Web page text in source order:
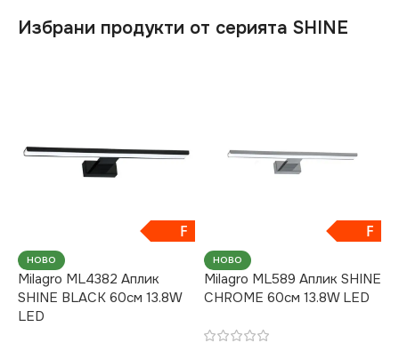
Избрани продукти от серията SHINE
F
НОВО
Milagro ML4382 Аплик
SHINE BLACK 60см 13.8W
LED
F
НОВО
Milagro ML589 Аплик SHINE
CHROME 60см 13.8W LED